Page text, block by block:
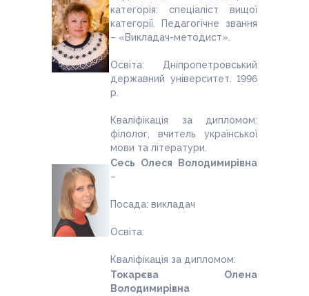
категорія: спеціаліст вищої
категорії. Педагогічне звання
– «Викладач-методист».
Освіта: Дніпропетровський
державний університет. 1996
р.
Кваліфікація за дипломом:
філолог, вчитель української
мови та літератури.
Сесь Олеся Володимирівна
–
Посада: викладач
Освіта:
Кваліфікація за дипломом:
Токарєва Олена
Володимирівна